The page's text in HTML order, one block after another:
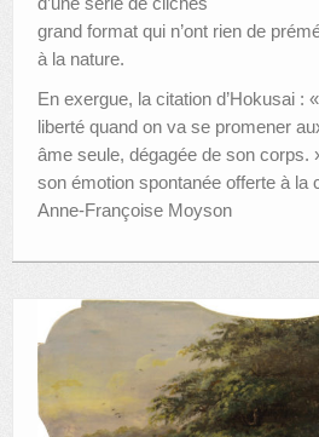
grand format qui n’ont rien de
à la nature.
En exergue, la citation d’Hokusai :
liberté quand on va se promener
âme seule, dégagée de son corps.
son émotion spontanée offerte à la
Anne-Françoise Moyson